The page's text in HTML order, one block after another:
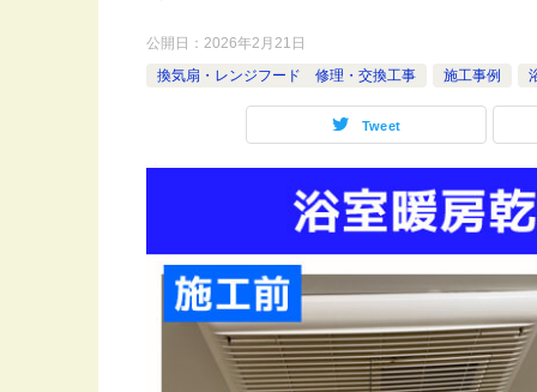
公開日： 2026年2月21日
換気扇・レンジフード 修理・交換工事
施工事例
Tweet